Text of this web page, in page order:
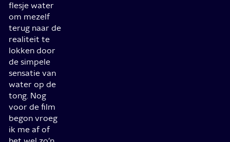
flesje water
om mezelf
terug naar de
realiteit te
lokken door
de simpele
sensatie van
water op de
tong. Nog
voor de film
begon vroeg
ik me af of